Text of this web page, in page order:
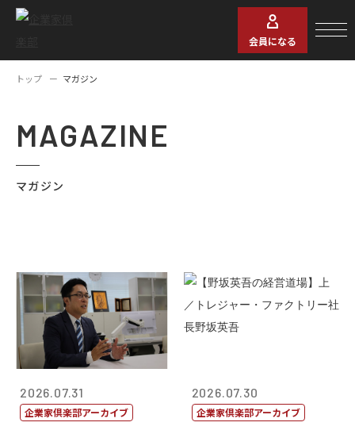
会員になる
トップ マガジン
MAGAZINE
マガジン
2026.07.31
企業家倶楽部アーカイブ
2026.07.30
企業家倶楽部アーカイブ